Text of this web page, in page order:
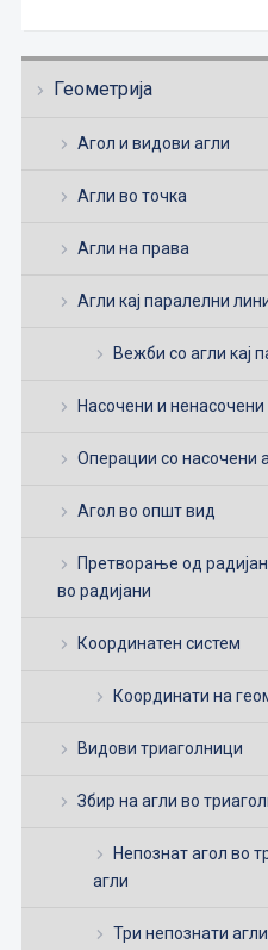
Геометрија
Агол и видови агли
Агли во точка
Агли на права
Агли кај паралелни
Вежби со агли кај
Насочени и ненасочени
Операции со насочени
Агол во општ вид
Претворање од
во радијани
Координатен систем
Координати на
Видови триаголници
Збир на агли во
Непознат агол во
агли
Три непознати